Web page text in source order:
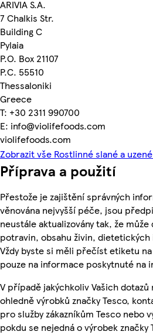
ARIVIA S.A.
7 Chalkis Str.
Building C
Pylaia
P.O. Box 21107
P.C. 55510
Thessaloniki
Greece
T: +30 2311 990700
E: info@violifefoods.com
violifefoods.com
Zobrazit vše Rostlinné slané a
Příprava a použití
Přestože je zajištění správných
věnována nejvyšší péče, jsou
neustále aktualizovány tak, že
potravin, obsahu živin,
Vždy byste si měli přečíst etiketu
pouze na informace poskytnuté na
V případě jakýchkoliv Vašich
ohledně výrobků značky Tesco,
pro služby zákazníkům Tesco nebo
pokdu se nejedná o výrobek značky